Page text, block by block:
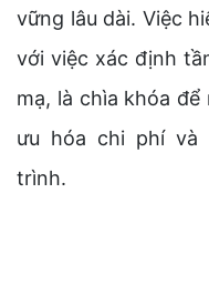
vững lâu dài. Việc
với việc xác định
mạ, là chìa khóa
ưu hóa chi phí và
trình.